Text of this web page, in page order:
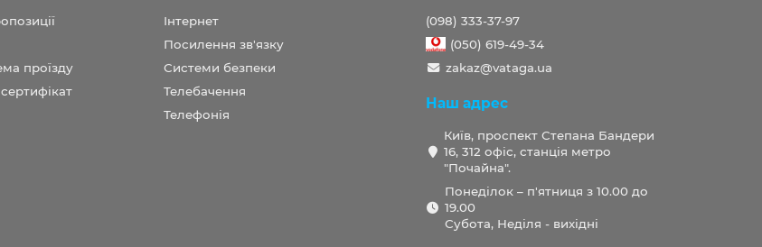
проїзду
Інтернет
Посилення зв'язку
Системи безпеки
Телебачення
Телефонія
(098) 333-37-97
(050) 619-49-34
zakaz@vataga.ua
Наш адрес
Київ, проспект Степана Бандери
16, 312 офіс, станція метро
"Почайна".
Понеділок – п'ятниця з 10.00 до
19.00
Субота, Неділя - вихідні